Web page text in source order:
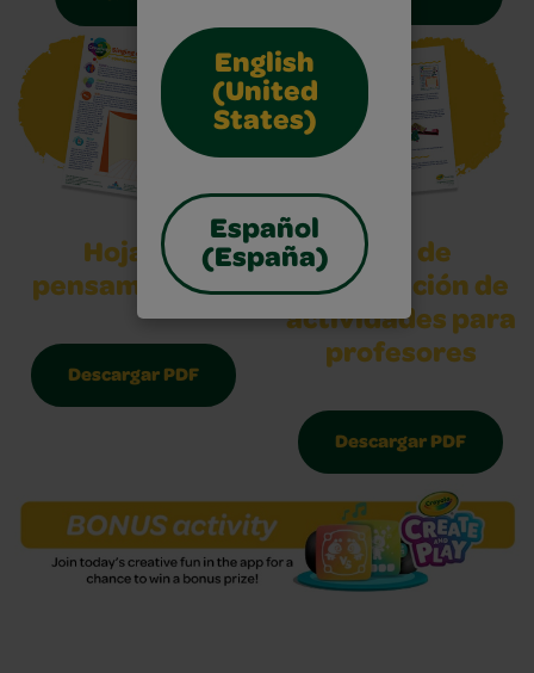
English
(United
States)
Español
(España)
Hoja de
pensamiento 2
Descargar PDF
Guía de
planificación de
actividades para
profesores
Descargar PDF